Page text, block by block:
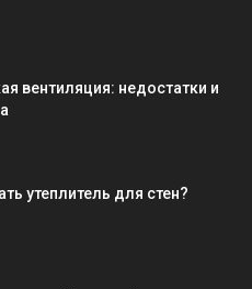
вентиляция: недостатки и
утеплитель для стен?